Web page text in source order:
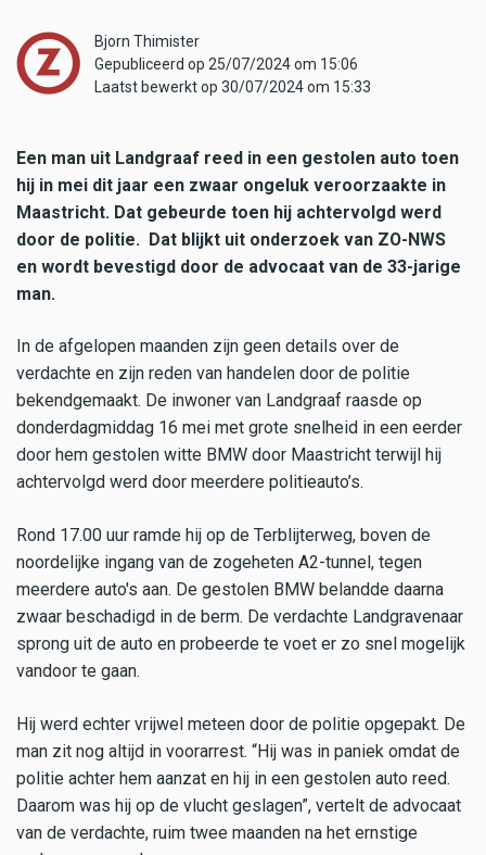
Bjorn Thimister
Gepubliceerd op 25/07/2024 om 15:06
Laatst bewerkt op 30/07/2024 om 15:33
Een man uit Landgraaf reed in een gestolen auto toen
hij in mei dit jaar een zwaar ongeluk veroorzaakte in
Maastricht. Dat gebeurde toen hij achtervolgd werd
door de politie. Dat blijkt uit onderzoek van ZO-NWS
en wordt bevestigd door de advocaat van de 33-jarige
man.
In de afgelopen maanden zijn geen details over de
verdachte en zijn reden van handelen door de politie
bekendgemaakt. De inwoner van Landgraaf raasde op
donderdagmiddag 16 mei met grote snelheid in een eerder
door hem gestolen witte BMW door Maastricht terwijl hij
achtervolgd werd door meerdere politieauto’s.
Rond 17.00 uur ramde hij op de Terblijterweg, boven de
noordelijke ingang van de zogeheten A2-tunnel, tegen
meerdere auto's aan. De gestolen BMW belandde daarna
zwaar beschadigd in de berm. De verdachte Landgravenaar
sprong uit de auto en probeerde te voet er zo snel mogelijk
vandoor te gaan.
Hij werd echter vrijwel meteen door de politie opgepakt. De
man zit nog altijd in voorarrest. “Hij was in paniek omdat de
politie achter hem aanzat en hij in een gestolen auto reed.
Daarom was hij op de vlucht geslagen”, vertelt de advocaat
van de verdachte, ruim twee maanden na het ernstige